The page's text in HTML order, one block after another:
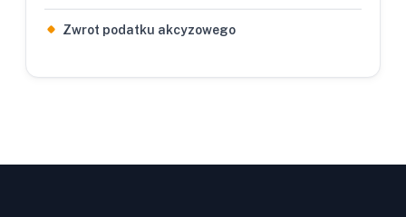
Zwrot podatku akcyzowego